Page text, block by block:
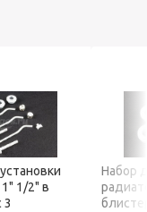
1/2" в
3
Набор